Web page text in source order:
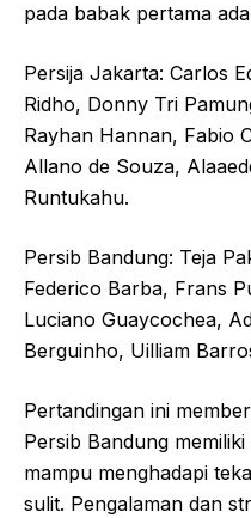
pada babak pertama
Persija Jakarta: Carlos
Ridho, Donny Tri
Rayhan Hannan, Fabio
Allano de Souza,
Runtukahu.
Persib Bandung: Teja
Federico Barba, Frans
Luciano Guaycochea,
Berguinho, Uilliam
Pertandingan ini
Persib Bandung
mampu menghadapi
sulit. Pengalaman dan